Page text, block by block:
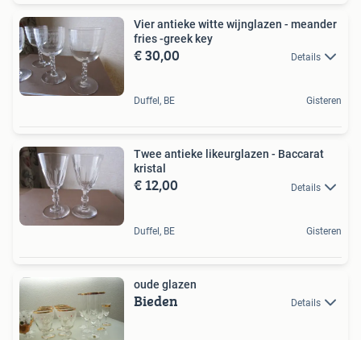
Vier antieke witte wijnglazen - meander
fries -greek key
€ 30,00 Details
Duffel, BE Gisteren
Twee antieke likeurglazen - Baccarat
kristal
€ 12,00 Details
Duffel, BE Gisteren
oude glazen
Bieden Details